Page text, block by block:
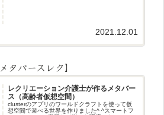
2021.12.01
メタバースレク】
レクリエーション介護士が作るメタバー
ス（高齢者仮想空間）
clusterのアプリのワールドクラフトを使って仮
想空間で遊べる世界を作りました^ ^スマートフ